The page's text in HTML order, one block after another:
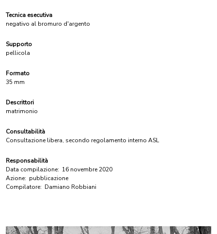
Tecnica esecutiva
negativo al bromuro d'argento
Supporto
pellicola
Formato
35 mm
Descrittori
matrimonio
Consultabilità
Consultazione libera, secondo regolamento interno ASL
Responsabilità
Data compilazione: 16 novembre 2020
Azione: pubblicazione
Compilatore: Damiano Robbiani